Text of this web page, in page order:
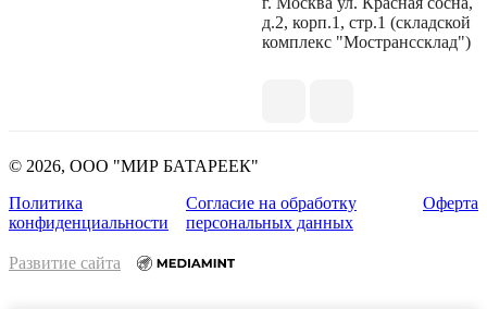
д.2, корп.1, стр.1 (складской
комплекс "Мостранссклад")
© 2026, ООО "МИР БАТАРЕЕК"
Политика
конфиденциальности
Согласие на обработку
персональных данных
Оферта
Развитие сайта